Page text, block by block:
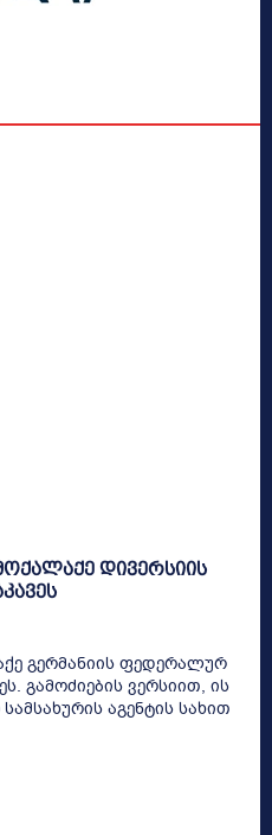
დივერსიის
გერმანიის ფედერალურ
გამოძიების ვერსიით, ის
აგენტის სახით